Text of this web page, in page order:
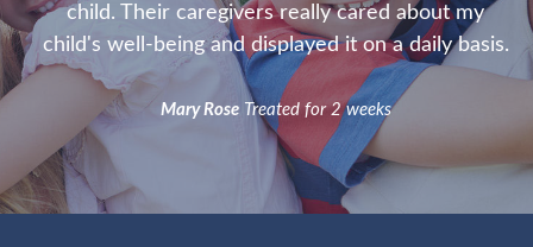
child. Their caregivers really cared about my
child's well-being and displayed it on a daily basis.
Mary RoseTreated for 2 weeks